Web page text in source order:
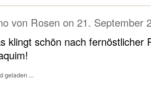
von Rosen on 21. September
klingt schön nach fernöstlicher
geladen …